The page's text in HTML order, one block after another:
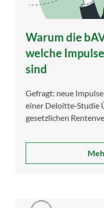
Warum die
welche
sind
Gefragt: neue
einer Deloitte‑Studie
gesetzlichen